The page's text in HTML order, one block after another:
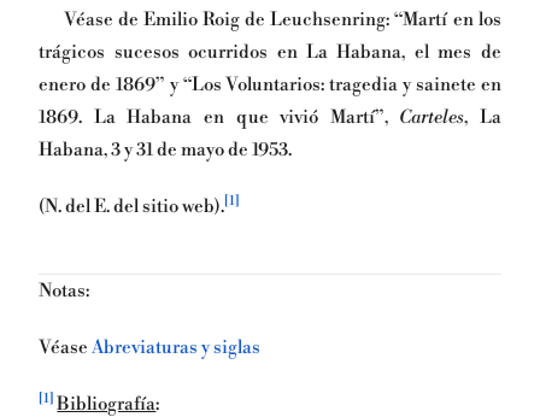
Véase de Emilio Roig de Leuchsenring: “Martí en los
trágicos sucesos ocurridos en La Habana, el mes de
enero de 1869” y “Los Voluntarios: tragedia y sainete en
1869. La Habana en que vivió Martí”, Carteles, La
Habana, 3 y 31 de mayo de 1953.
(N. del E. del sitio web). [1]
Notas:
VéaseAbreviaturas y siglas
[1]Bibliografía: